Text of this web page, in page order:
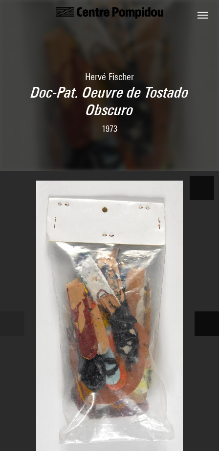
Skip to main content
Centre Pompidou
Hervé Fischer
Doc-Pat. Oeuvre de Tostado
Obscuro
1973